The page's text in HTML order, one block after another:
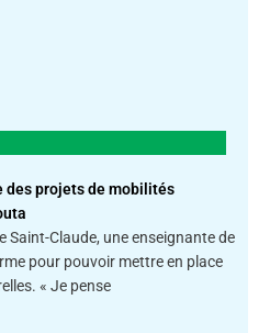
des projets de mobilités
Saint-Claude, une enseignante de
pour pouvoir mettre en place
« Je pense